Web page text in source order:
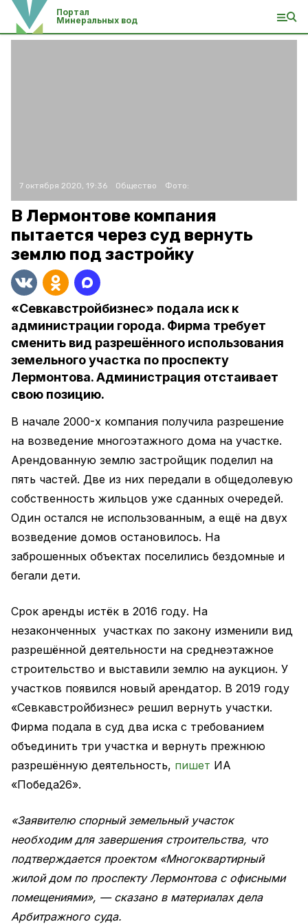
Портал
Минеральных вод
7 октября 2020, 19:36 Общество Фото:
В Лермонтове компания
пытается через суд вернуть
землю под застройку
«Севкавстройбизнес» подала иск к
администрации города. Фирма требует
сменить вид разрешённого использования
земельного участка по проспекту
Лермонтова. Администрация отстаивает
свою позицию.
В начале 2000-х компания получила разрешение
на возведение многоэтажного дома на участке.
Арендованную землю застройщик поделил на
пять частей. Две из них передали в общедолевую
собственность жильцов уже сданных очередей.
Один остался не использованным, а ещё на двух
возведение домов остановилось. На
заброшенных объектах поселились бездомные и
бегали дети.
Срок аренды истёк в 2016 году. На
незаконченных участках по закону изменили вид
разрешённой деятельности на среднеэтажное
строительство и выставили землю на аукцион. У
участков появился новый арендатор. В 2019 году
«Севкавстройбизнес» решил вернуть участки.
Фирма подала в суд два иска с требованием
объединить три участка и вернуть прежнюю
разрешённую деятельность, пишет ИА
«Победа26».
«Заявителю спорный земельный участок
необходим для завершения строительства, что
подтверждается проектом «Многоквартирный
жилой дом по проспекту Лермонтова с офисными
помещениями», — сказано в материалах дела
Арбитражного суда.